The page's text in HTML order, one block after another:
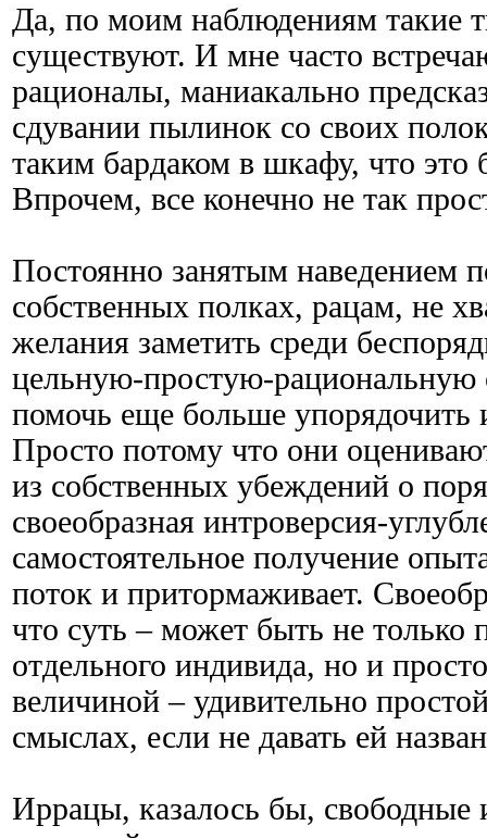
Да, по моим наблюдениям такие
существуют. И мне часто
рационалы, маниакально
сдувании пылинок со своих
таким бардаком в шкафу, что это
Впрочем, все конечно не так
Постоянно занятым наведением
собственных полках, рацам, не
желания заметить среди
цельную-простую-рациональную
помочь еще больше упорядочить
Просто потому что они
из собственных убеждений о
своеобразная интроверсия-
самостоятельное получение
поток и притормаживает.
что суть – может быть не только
отдельного индивида, но и
величиной – удивительно
смыслах, если не давать ей
Иррацы, казалось бы, свободные